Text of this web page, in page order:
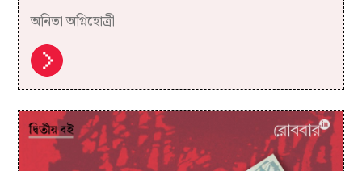
অনিতা অগ্নিহোত্রী